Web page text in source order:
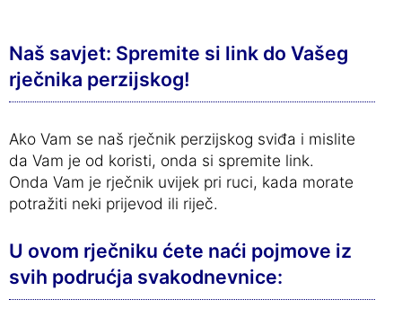
Naš savjet: Spremite si link do Vašeg
rječnika perzijskog!
Ako Vam se naš rječnik perzijskog sviđa i mislite
da Vam je od koristi, onda si spremite link.
Onda Vam je rječnik uvijek pri ruci, kada morate
potražiti neki prijevod ili riječ.
U ovom rječniku ćete naći pojmove iz
svih podrućja svakodnevnice: